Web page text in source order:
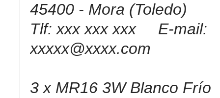
45400 - Mora (Toledo)
Tlf: xxx xxx xxx E-mail:
xxxxx@xxxx.com
3 x MR16 3W Blanco Frío